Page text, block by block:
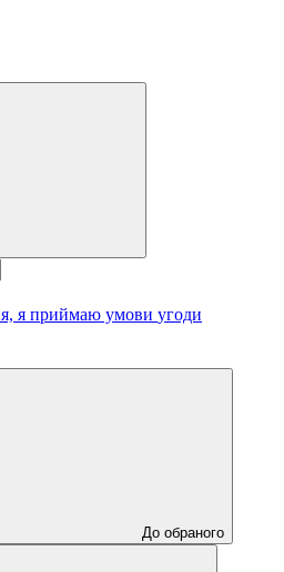
я приймаю умови угоди
До обраного